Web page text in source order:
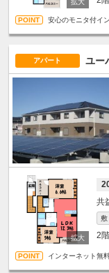
安心のモニタ付イ
アパート ユー
敷
2階
インターネット無